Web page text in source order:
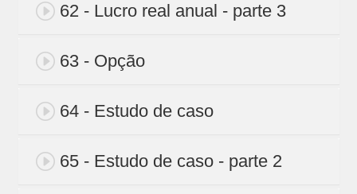
62 - Lucro real anual - parte 3
63 - Opção
64 - Estudo de caso
65 - Estudo de caso - parte 2